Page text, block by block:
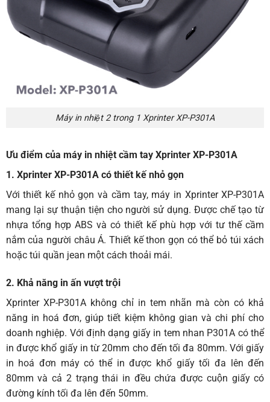
Máy in nhiệt 2 trong 1 Xprinter XP-P301A
Ưu điểm của máy in nhiệt cầm tay Xprinter XP-P301A
1. Xprinter XP-P301A có thiết kế nhỏ gọn
Với thiết kế nhỏ gọn và cầm tay, máy in XprinterXP-P301A
mang lại sự thuận tiện cho người sử dụng. Được chế tạo từ
nhựa tổng hợp ABS và có thiết kế phù hợp với tư thế cầm
nắm của người châu Á. Thiết kế thon gọn có thể bỏ túi xách
hoặc túi quần jean một cách thoải mái.
2. Khả năng in ấn vượt trội
Xprinter XP-P301A không chỉ in tem nhãn mà còn có khả
năng in hoá đơn, giúp tiết kiệm không gian và chi phí cho
doanh nghiệp. Với định dạng giấy in tem nhan P301A có thể
in được khổ giấy in từ 20mm cho đến tối đa 80mm. Với giấy
in hoá đơn máy có thể in được khổ giấy tối đa lên đến
80mm và cả 2 trạng thái in đều chứa được cuộn giấy có
đường kính tối đa lên đến 50mm.